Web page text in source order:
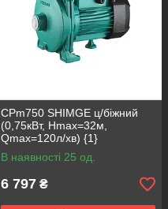
CPm750 SHIMGE ц/біжний
(0,75кВт, Нmax=32м,
Qmax=120л/хв) {1}
В наявності 25 од.
6 797 ₴